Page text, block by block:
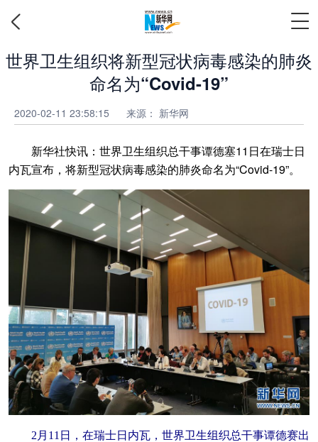
世界卫生组织将新型冠状病毒感染的肺炎
命名为“Covid-19”
2020-02-11 23:58:15 来源： 新华网
新华社快讯：世界卫生组织总干事谭德塞11日在瑞士日
内瓦宣布，将新型冠状病毒感染的肺炎命名为“Covid-19”。
2月11日，在瑞士日内瓦，世界卫生组织总干事谭德赛出